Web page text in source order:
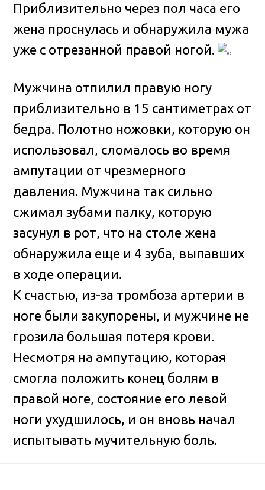
Приблизительно через пол часа его
жена проснулась и обнаружила мужа
уже с отрезанной правой ногой.
Мужчина отпилил правую ногу
приблизительно в 15 сантиметрах от
бедра. Полотно ножовки, которую он
использовал, сломалось во время
ампутации от чрезмерного
давления. Мужчина так сильно
сжимал зубами палку, которую
засунул в рот, что на столе жена
обнаружила еще и 4 зуба, выпавших
в ходе операции.
К счастью, из-за тромбоза артерии в
ноге были закупорены, и мужчине не
грозила большая потеря крови.
Несмотря на ампутацию, которая
смогла положить конец болям в
правой ноге, состояние его левой
ноги ухудшилось, и он вновь начал
испытывать мучительную боль.